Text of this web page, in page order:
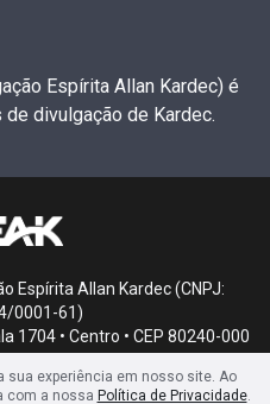
Espírita Allan Kardec) é
divulgação de Kardec.
Espírita Allan Kardec (CNPJ:
0001-61)
1704 • Centro • CEP 80240-000
sua experiência em nosso site. Ao
com a nossa Política de Privacidade.